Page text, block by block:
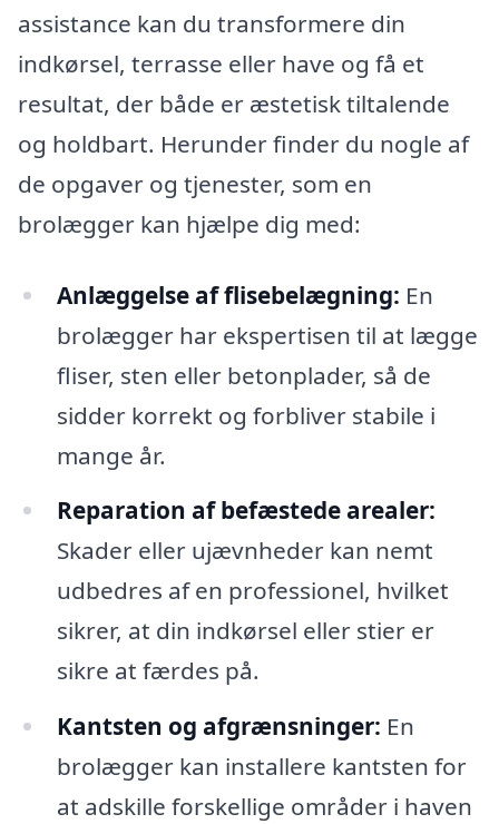
assistance kan du transformere din
indkørsel, terrasse eller have og få et
resultat, der både er æstetisk tiltalende
og holdbart. Herunder finder du nogle af
de opgaver og tjenester, som en
brolægger kan hjælpe dig med:
Anlæggelse af flisebelægning: En
brolægger har ekspertisen til at lægge
fliser, sten eller betonplader, så de
sidder korrekt og forbliver stabile i
mange år.
Reparation af befæstede arealer:
Skader eller ujævnheder kan nemt
udbedres af en professionel, hvilket
sikrer, at din indkørsel eller stier er
sikre at færdes på.
Kantsten og afgrænsninger: En
brolægger kan installere kantsten for
at adskille forskellige områder i haven